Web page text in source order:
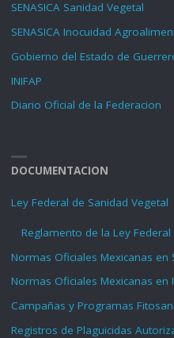
SENASICA Sanidad Vegetal
SENASICA Inocuidad
Gobierno del Estado de
INIFAP
Diario Oficial de la Federacion
DOCUMENTACION
Ley Federal de Sanidad Vegetal
Reglamento de la Ley
Normas Oficiales Mexicanas en
Normas Oficiales Mexicanas
Campañas y Programas
Registros de Plaguicidas